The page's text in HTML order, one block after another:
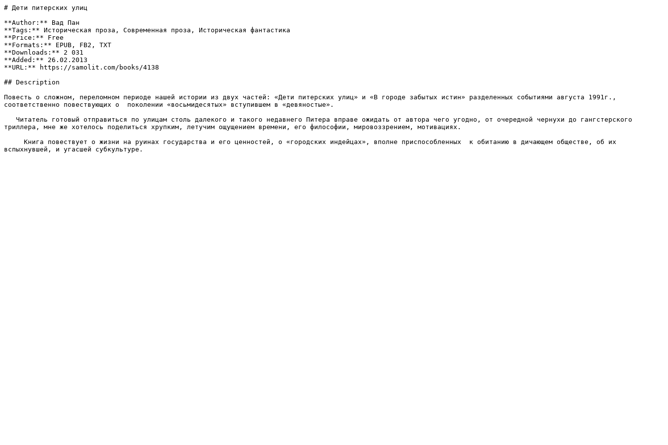
# Дети питерских улиц
**Author:** Вад Пан
**Tags:** Историческая проза, Современная проза, Историческая фантастика
**Price:** Free
**Formats:** EPUB, FB2, TXT
**Downloads:** 2 031
**Added:** 26.02.2013
**URL:** https://samolit.com/books/4138
## Description
Повесть о сложном, переломном периоде нашей истории из двух частей: «Дети питерских улиц» и «В городе забытых истин» разделенных событиями августа 1991г.,
соответственно повествующих о  поколении «восьмидесятых» вступившем в «девяностые».
триллера, мне же хотелось поделиться хрупким, летучим ощущением времени, его философии, мировоззрением, мотивациях.
вспыхнувшей, и угасшей субкультуре.